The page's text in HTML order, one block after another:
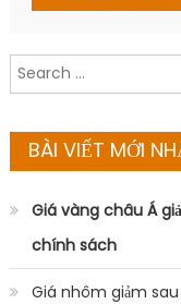
Search
for:
BÀI VIẾT MỚI
Giá vàng châu Á
chính sách
Giá nhôm giảm